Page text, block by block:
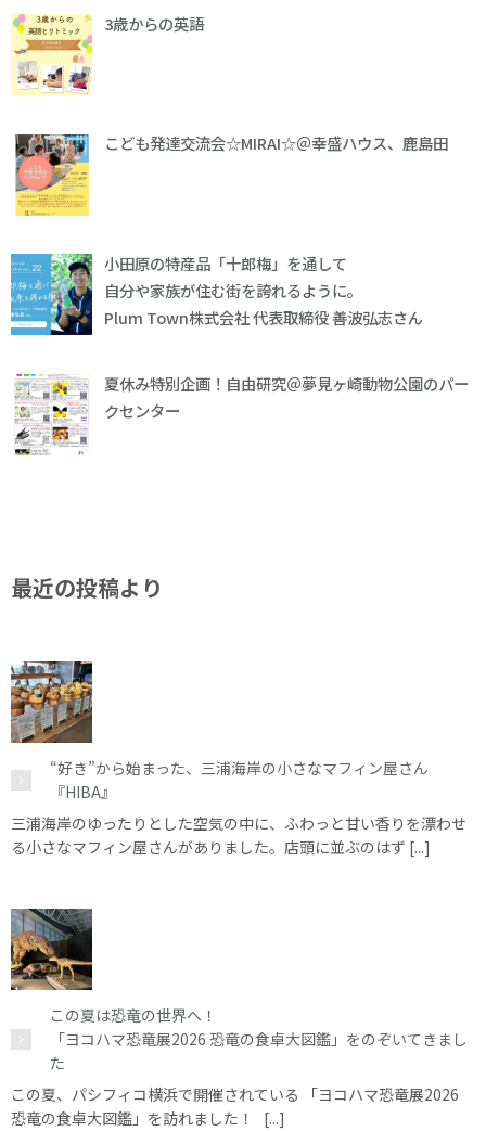
3歳からの英語
こども発達交流会☆MIRAI☆＠幸盛ハウス、鹿島田
小田原の特産品「十郎梅」を通して
自分や家族が住む街を誇れるように。
Plum Town株式会社 代表取締役 善波弘志さん
夏休み特別企画！自由研究＠夢見ヶ崎動物公園のパー
クセンター
最近の投稿より
“好き”から始まった、三浦海岸の小さなマフィン屋さん
『HIBA』
三浦海岸のゆったりとした空気の中に、ふわっと甘い香りを漂わせ
る小さなマフィン屋さんがありました。店頭に並ぶのはず [...]
この夏は恐竜の世界へ！
「ヨコハマ恐竜展2026 恐竜の食卓大図鑑」をのぞいてきまし
た
この夏、パシフィコ横浜で開催されている 「ヨコハマ恐竜展2026
恐竜の食卓大図鑑」を訪れました！ [...]